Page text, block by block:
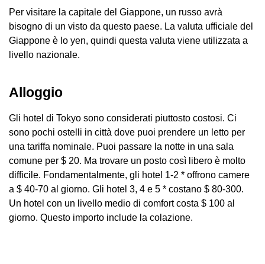
Per visitare la capitale del Giappone, un russo avrà
bisogno di un visto da questo paese. La valuta ufficiale del
Giappone è lo yen, quindi questa valuta viene utilizzata a
livello nazionale.
Alloggio
Gli hotel di Tokyo sono considerati piuttosto costosi. Ci
sono pochi ostelli in città dove puoi prendere un letto per
una tariffa nominale. Puoi passare la notte in una sala
comune per $ 20. Ma trovare un posto così libero è molto
difficile. Fondamentalmente, gli hotel 1-2 * offrono camere
a $ 40-70 al giorno. Gli hotel 3, 4 e 5 * costano $ 80-300.
Un hotel con un livello medio di comfort costa $ 100 al
giorno. Questo importo include la colazione.